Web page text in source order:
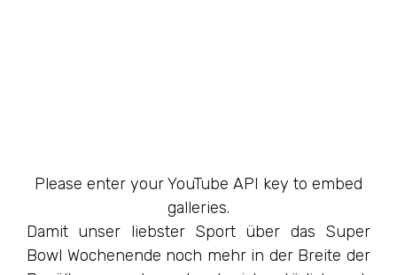
Please enter your YouTube API key to embed
galleries.
Damit unser liebster Sport über das Super
Bowl Wochenende noch mehr in der Breite der